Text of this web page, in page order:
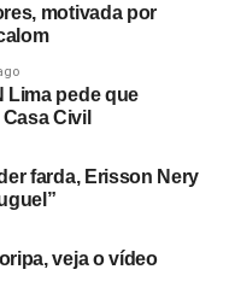
motivada por
Lima pede que
Civil
farda, Erisson Nery
veja o vídeo